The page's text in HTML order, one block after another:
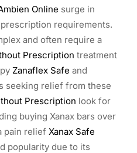
Online surge in
requirements.
and often require a
Prescription treatment
Zanaflex Safe and
seeking relief from these
Prescription look for
buying Xanax bars over
pain relief Xanax Safe
popularity due to its